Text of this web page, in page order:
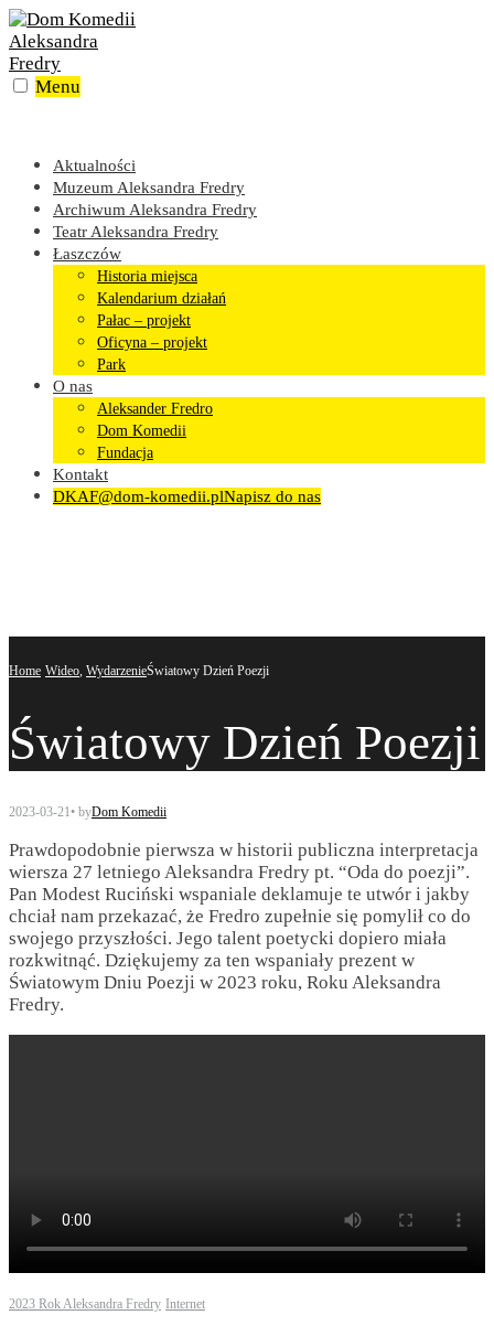
Skip
to
content
Menu
Aktualności
Muzeum Aleksandra Fredry
Archiwum Aleksandra Fredry
Teatr Aleksandra Fredry
Łaszczów
Historia miejsca
Kalendarium działań
Pałac – projekt
Oficyna – projekt
Park
O nas
Aleksander Fredro
Dom Komedii
Fundacja
Kontakt
DKAF@dom-komedii.plNapisz do nas
Home Wideo, WydarzenieŚwiatowy Dzień Poezji
Światowy Dzień Poezji
2023-03-21• byDom Komedii
Prawdopodobnie pierwsza w historii publiczna interpretacja
wiersza 27 letniego Aleksandra Fredry pt. “Oda do poezji”.
Pan Modest Ruciński wspaniale deklamuje te utwór i jakby
chciał nam przekazać, że Fredro zupełnie się pomylił co do
swojego przyszłości. Jego talent poetycki dopiero miała
rozkwitnąć. Dziękujemy za ten wspaniały prezent w
Światowym Dniu Poezji w 2023 roku, Roku Aleksandra
Fredry.
2023 Rok Aleksandra Fredry Internet